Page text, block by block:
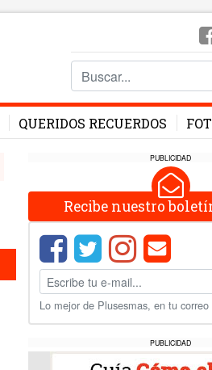
QUERIDOS RECUERDOS
PUBLICIDAD
Recibe nuestro
Lo mejor de Plusesmas, en tu correo
PUBLICIDAD